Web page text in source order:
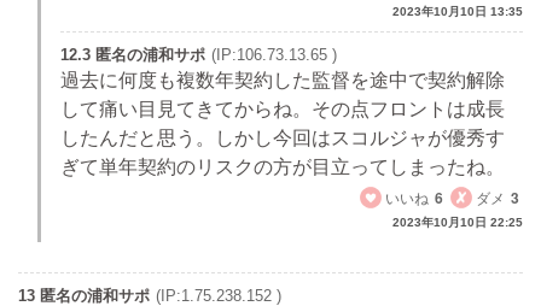
2023年10月10日 13:35
12.3 匿名の浦和サポ (IP:106.73.13.65 )
過去に何度も複数年契約した監督を途中で契約解除
して痛い目見てきてからね。その点フロントは成長
したんだと思う。しかし今回はスコルジャが優秀す
ぎて単年契約のリスクの方が目立ってしまったね。
いいね 6 ダメ 3
2023年10月10日 22:25
13 匿名の浦和サポ (IP:1.75.238.152 )